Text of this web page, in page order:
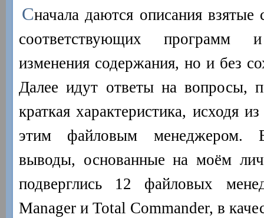
Сначала даются описания
соответствующих программ
изменения содержания, но и без
Далее идут ответы на вопросы,
краткая характеристика, исходя
этим файловым менеджером.
выводы, основанные на моём
подверглись 12 файловых
Manager и Total Commander, в